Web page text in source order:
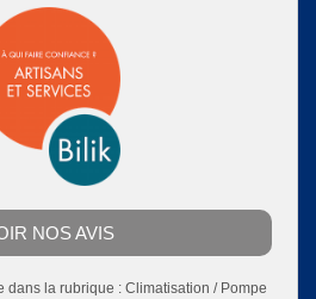
NOS AVIS
dans la rubrique : Climatisation / Pompe